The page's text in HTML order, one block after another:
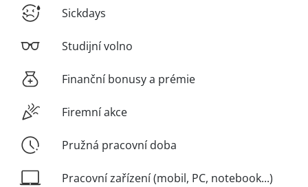
Sickdays
Studijní volno
Finanční bonusy a prémie
Firemní akce
Pružná pracovní doba
Pracovní zařízení (mobil, PC, notebook...)